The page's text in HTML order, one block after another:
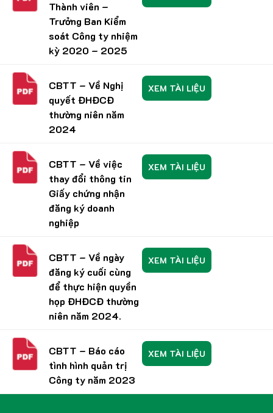
Thành viên –
Trưởng Ban Kiểm
soát Công ty nhiệm
kỳ 2020 – 2025
CBTT – Về Nghị
quyết ĐHĐCĐ
thường niên năm
2024
XEM TÀI LIỆU
CBTT – Về việc
thay đổi thông tin
Giấy chứng nhận
đăng ký doanh
nghiệp
XEM TÀI LIỆU
CBTT – Về ngày
đăng ký cuối cùng
để thực hiện quyền
họp ĐHĐCĐ thường
niên năm 2024.
XEM TÀI LIỆU
CBTT – Báo cáo
tình hình quản trị
Công ty năm 2023
XEM TÀI LIỆU